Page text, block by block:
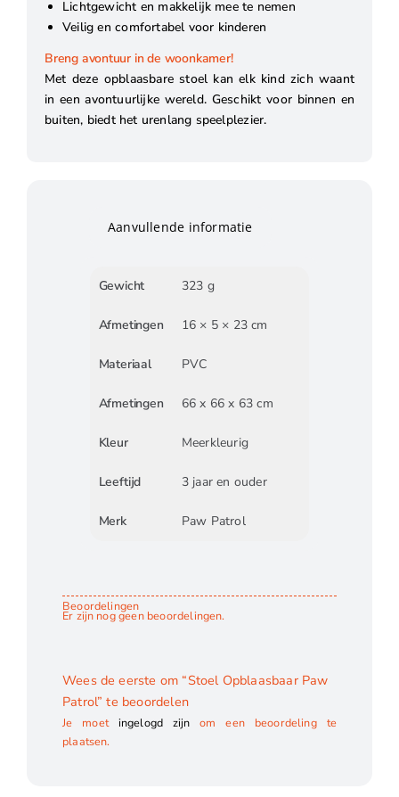
Lichtgewicht en makkelijk mee te nemen
Veilig en comfortabel voor kinderen
Breng avontuur in de woonkamer!
Met deze opblaasbare stoel kan elk kind zich waant
in een avontuurlijke wereld. Geschikt voor binnen en
buiten, biedt het urenlang speelplezier.
Aanvullende informatie
Gewicht 323 g
Afmetingen 16 × 5 × 23 cm
Materiaal PVC
Afmetingen 66 x 66 x 63 cm
Kleur Meerkleurig
Leeftijd 3 jaar en ouder
Merk Paw Patrol
Beoordelingen
Er zijn nog geen beoordelingen.
Wees de eerste om “Stoel Opblaasbaar Paw
Patrol” te beoordelen
Je moet ingelogd zijn om een beoordeling te
plaatsen.